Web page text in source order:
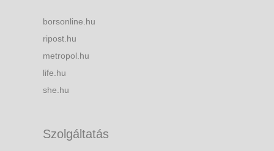
borsonline.hu
ripost.hu
metropol.hu
life.hu
she.hu
Szolgáltatás